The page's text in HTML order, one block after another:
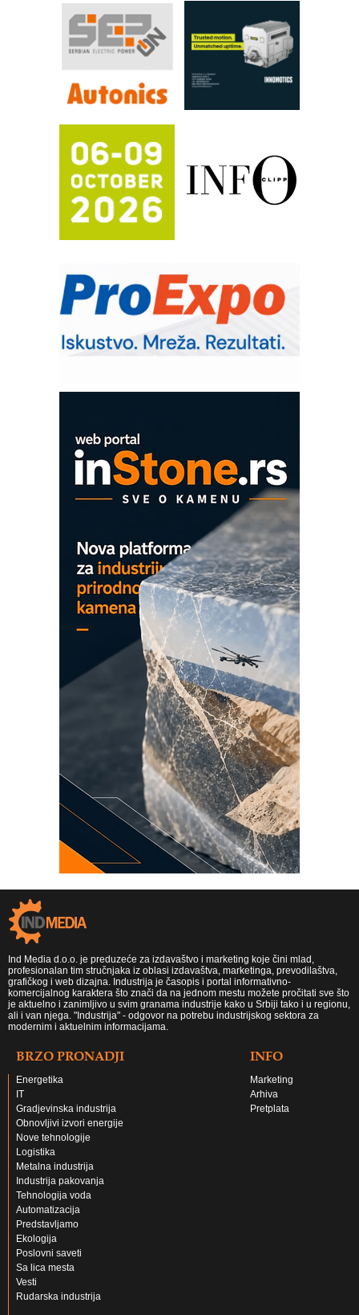
Filtration Group Industrial – Napredna
rešenja za filtraciju u hidrauličkim i
procesnim sistemima
RILINEX kompanije Rittal
FANUC: Najbolje za vašu pametnu
Efikasno upravljanje energijom
Automatizacija pakovanja · Display
(Shelf-Ready) omotnice
Potpuna efikasnost bez složenih
sistema
Trajna oznaka kao dugoročna korist
IB BLUMENAUER - više od 40 godina
poverenja u industriji
RMQ-TITAN ADVANCED INDICATOR
– Pametna signalizacija za efikasnije
upravljanje mašinama
era CNC merenja
Proizvodnja iC7 Hybrid 1500 VDC
mrežnog pretvarača sa tečnim
hlađenjem
COMBYPACK
EVOKS Maintenance Management
Ind Media d.o.o. je preduzeće za izdavaštvo i marketing koje čini mlad,
profesionalan tim stručnjaka iz oblasi izdavaštva, marketinga, prevodilaštva,
grafičkog i web dizajna. Industrija je časopis i portal informativno-
komercijalnog karaktera što znači da na jednom mestu možete pročitati sve što
je aktuelno i zanimljivo u svim granama industrije kako u Srbiji tako i u regionu,
ali i van njega. "Industrija" - odgovor na potrebu industrijskog sektora za
modernim i aktuelnim informacijama.
BRZO PRONADJI
Energetika
IT
Gradjevinska industrija
Obnovljivi izvori energije
Nove tehnologije
Logistika
Metalna industrija
Industrija pakovanja
Tehnologija voda
Automatizacija
Predstavljamo
Ekologija
Poslovni saveti
Sa lica mesta
Vesti
Rudarska industrija
INFO
Marketing
Arhiva
Pretplata